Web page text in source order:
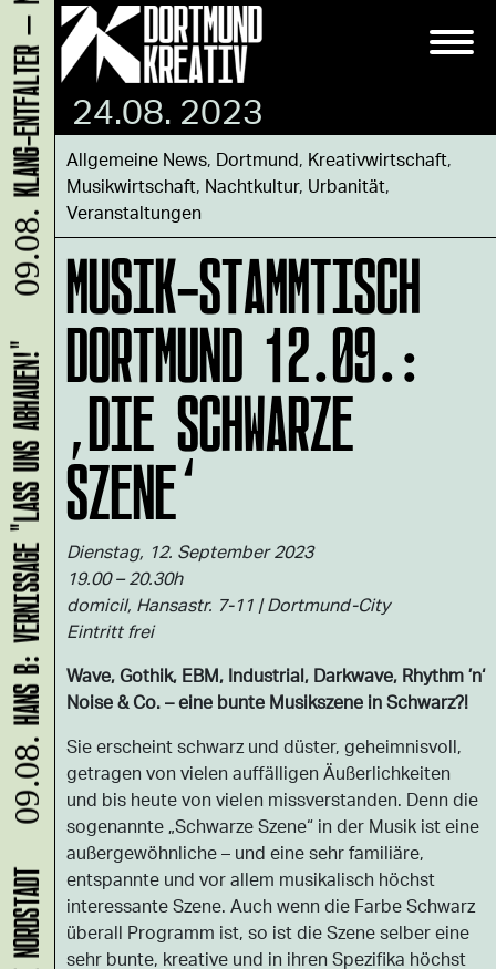
24.08. 2023
Allgemeine News, Dortmund, Kreativwirtschaft,
Musikwirtschaft, Nachtkultur, Urbanität,
Veranstaltungen
MUSIK-STAMMTISCH
DORTMUND 12.09.:
‚DIE SCHWARZE
SZENE‘
Dienstag, 12. September 2023
19.00 – 20.30h
domicil, Hansastr. 7-11 | Dortmund-City
Eintritt frei
Wave, Gothik, EBM, Industrial, Darkwave, Rhythm ’n‘
Noise & Co. – eine bunte Musikszene in Schwarz?!
Sie erscheint schwarz und düster, geheimnisvoll,
getragen von vielen auffälligen Äußerlichkeiten
und bis heute von vielen missverstanden. Denn die
sogenannte „Schwarze Szene“ in der Musik ist eine
außergewöhnliche – und eine sehr familiäre,
entspannte und vor allem musikalisch höchst
interessante Szene. Auch wenn die Farbe Schwarz
überall Programm ist, so ist die Szene selber eine
sehr bunte, kreative und in ihren Spezifika höchst
09.08.
HANS B: VERNISSAGE "LASS UNS ABHAUEN!"
09.08.